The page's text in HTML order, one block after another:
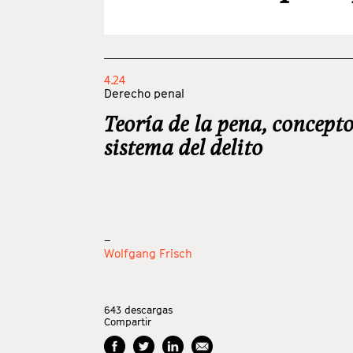
4.24
Derecho penal
Teoría de la pena,
sistema del delito
_
Wolfgang Frisch
643 descargas
Compartir